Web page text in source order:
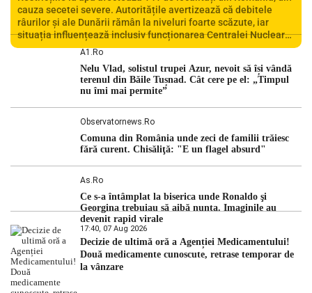
cauza secetei severe. Autoritățile avertizează că debitele
râurilor și ale Dunării rămân la niveluri foarte scăzute, iar
situația influențează inclusiv funcționarea Centralei Nucleare
de la Cernavodă. România se confruntă cu una dintre cele mai
A1.ro
Nelu Vlad, solistul trupei Azur, nevoit să își vândă
terenul din Băile Tușnad. Cât cere pe el: „Timpul
nu îmi mai permite”
Observatornews.ro
Comuna din România unde zeci de familii trăiesc
fără curent. Chisăliţă: "E un flagel absurd"
As.ro
Ce s-a întâmplat la biserica unde Ronaldo şi
Georgina trebuiau să aibă nunta. Imaginile au
devenit rapid virale
17:40, 07 Aug 2026
Decizie de ultimă oră a Agenției Medicamentului!
Două medicamente cunoscute, retrase temporar de
la vânzare